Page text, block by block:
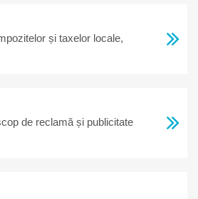
și taxelor locale,
de reclamă și publicitate